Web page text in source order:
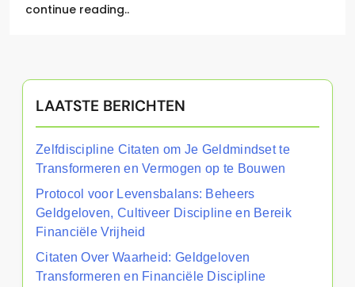
continue reading..
LAATSTE BERICHTEN
Zelfdiscipline Citaten om Je Geldmindset te
Transformeren en Vermogen op te Bouwen
Protocol voor Levensbalans: Beheers
Geldgeloven, Cultiveer Discipline en Bereik
Financiële Vrijheid
Citaten Over Waarheid: Geldgeloven
Transformeren en Financiële Discipline